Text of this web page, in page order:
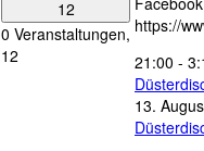
12
0 Veranstaltungen,
12
https://
21:00 -
13.